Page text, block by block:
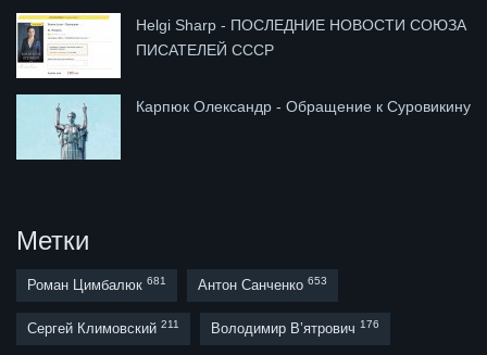
Helgi Sharp - ПОСЛЕДНИЕ НОВОСТИ СОЮЗА
ПИСАТЕЛЕЙ СССР
Карпюк Олександр - Обращение к Суровикину
Метки
Роман Цимбалюк 681 Антон Санченко 653
Сергей Климовский 211 Володимир В’ятрович 176